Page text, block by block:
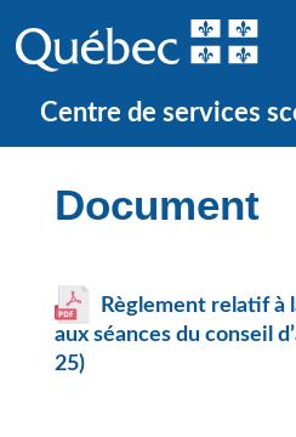
Centre de services
JE CHERCHE UNE
Document
Règlement relatif à
aux séances du conseil
25)